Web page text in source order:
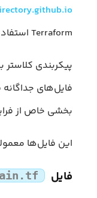
Terraform استفاده کنید.
پیکربندی
فایل‌های
بخشی خاص از
این فایل‌ها
فایل